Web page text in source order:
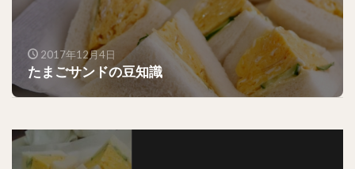
2017年12月4日
たまごサンドの豆知識